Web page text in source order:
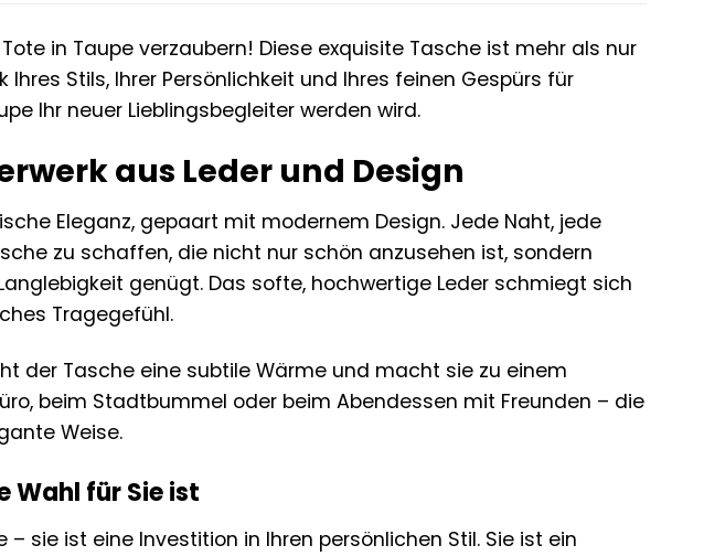
in Taupe verzaubern! Diese exquisite Tasche ist mehr als nur
Stils, Ihrer Persönlichkeit und Ihres feinen Gespürs für
Ihr neuer Lieblingsbegleiter werden wird.
aus Leder und Design
Eleganz, gepaart mit modernem Design. Jede Naht, jede
zu schaffen, die nicht nur schön anzusehen ist, sondern
genügt. Das softe, hochwertige Leder schmiegt sich
Tragegefühl.
der Tasche eine subtile Wärme und macht sie zu einem
beim Stadtbummel oder beim Abendessen mit Freunden – die
Weise.
Wahl für Sie ist
sie ist eine Investition in Ihren persönlichen Stil. Sie ist ein